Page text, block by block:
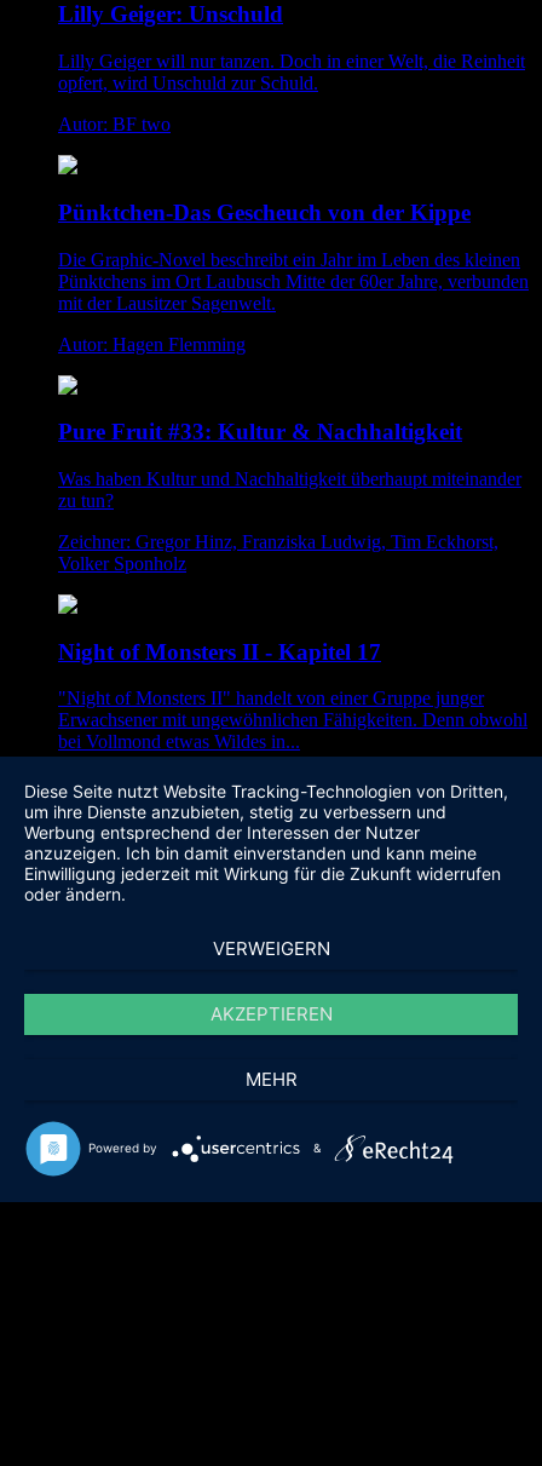
Lilly Geiger: Unschuld
Lilly Geiger will nur tanzen. Doch in einer Welt, die Reinheit
opfert, wird Unschuld zur Schuld.
Autor: BF two
Pünktchen-Das Gescheuch von der Kippe
Die Graphic-Novel beschreibt ein Jahr im Leben des kleinen
Pünktchens im Ort Laubusch Mitte der 60er Jahre, verbunden
mit der Lausitzer Sagenwelt.
Autor: Hagen Flemming
Pure Fruit #33: Kultur & Nachhaltigkeit
Was haben Kultur und Nachhaltigkeit überhaupt miteinander
zu tun?
Zeichner: Gregor Hinz, Franziska Ludwig, Tim Eckhorst,
Volker Sponholz
Night of Monsters II - Kapitel 17
"Night of Monsters II" handelt von einer Gruppe junger
Erwachsener mit ungewöhnlichen Fähigkeiten. Denn obwohl
bei Vollmond etwas Wildes in...
Autor: Scarecrow
Zeichner: Scarecrow
Info
User Comics
Verlagscomics
Impressum
Diese Seite nutzt Website Tracking-Technologien von Dritten,
um ihre Dienste anzubieten, stetig zu verbessern und
Werbung entsprechend der Interessen der Nutzer
anzuzeigen. Ich bin damit einverstanden und kann meine
Einwilligung jederzeit mit Wirkung für die Zukunft widerrufen
oder ändern.
VERWEIGERN
AKZEPTIEREN
MEHR
Powered by &